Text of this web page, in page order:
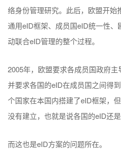
络身份管理研究。此后，欧盟开始
通用eID框架、成员国eID统一性
动联合eID管理的整个过程。
2005年，欧盟要求各成员国政府主
并要求各国的eID在成员国之间得
个国家在本国内搭建了eID框架，
没有建立，也就是说各国的eID还
而这也是eID方案的问题所在。